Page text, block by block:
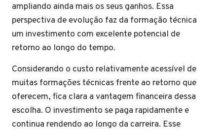
ampliando ainda mais os seus ganhos. Essa
perspectiva de evolução faz da formação técnica
um investimento com excelente potencial de
retorno ao longo do tempo.
Considerando o custo relativamente acessível de
muitas formações técnicas frente ao retorno que
oferecem, fica clara a vantagem financeira dessa
escolha. O investimento se paga rapidamente e
continua rendendo ao longo da carreira. Esse